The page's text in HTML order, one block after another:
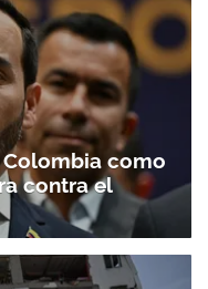
Colombia como
contra el